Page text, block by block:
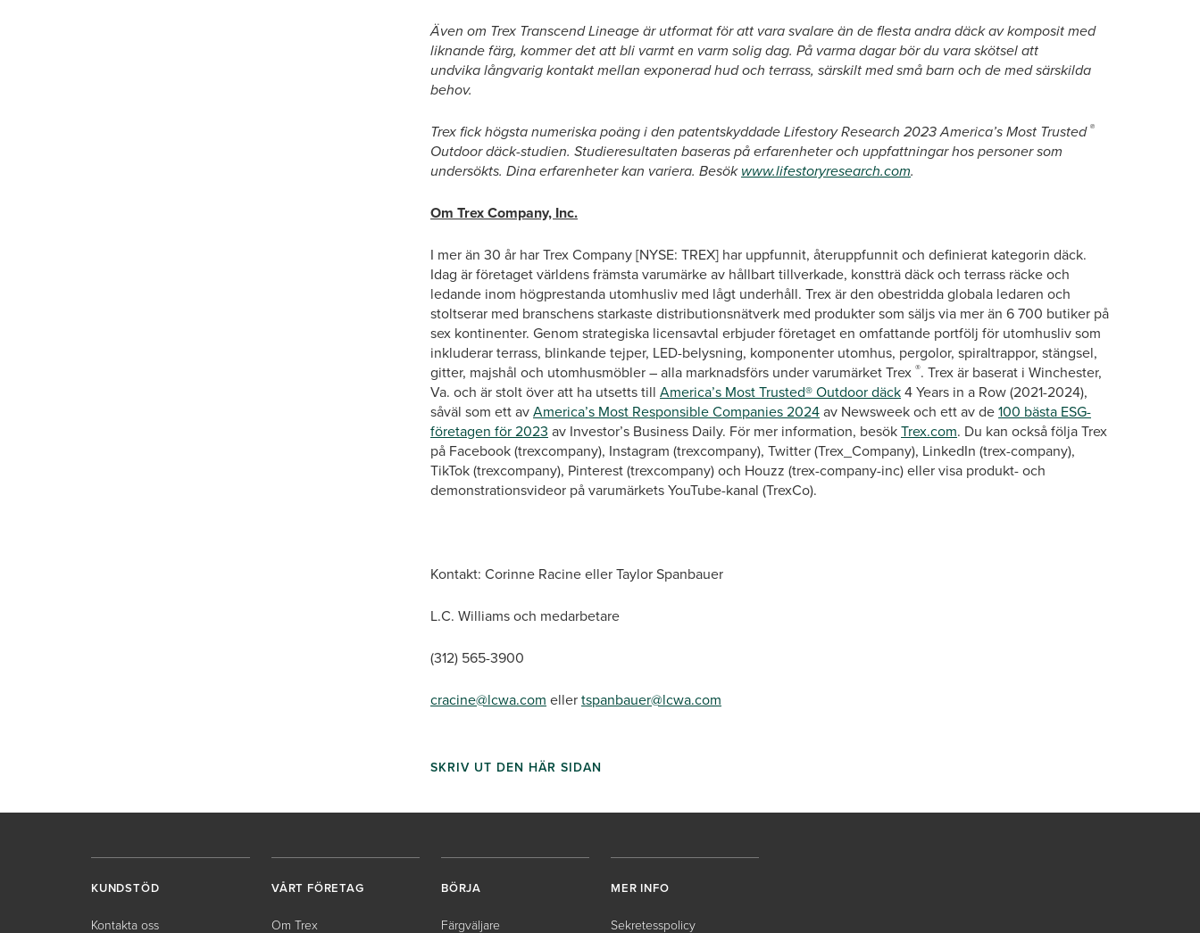
Även om Trex Transcend Lineage är utformat för att vara svalare än de flesta andra däck av komposit med
liknande färg, kommer det att bli varmt en varm solig dag. På varma dagar bör du vara skötsel att
undvika långvarig kontakt mellan exponerad hud och terrass, särskilt med små barn och de med särskilda
behov.
Trex fick högsta numeriska poäng i den patentskyddade Lifestory Research 2023 America’s Most Trusted®
Outdoor däck-studien. Studieresultaten baseras på erfarenheter och uppfattningar hos personer som
undersökts. Dina erfarenheter kan variera. Besökwww.lifestoryresearch.com.
Om Trex Company, Inc.
I mer än 30 år har Trex Company [NYSE: TREX] har uppfunnit, återuppfunnit och definierat kategorin däck.
Idag är företaget världens främsta varumärke av hållbart tillverkade, konstträ däck och terrass räcke och
ledande inom högprestanda utomhusliv med lågt underhåll. Trex är den obestridda globala ledaren och
stoltserar med branschens starkaste distributionsnätverk med produkter som säljs via mer än 6 700 butiker på
sex kontinenter. Genom strategiska licensavtal erbjuder företaget en omfattande portfölj för utomhusliv som
inkluderar terrass, blinkande tejper, LED-belysning, komponenter utomhus, pergolor, spiraltrappor, stängsel,
gitter, majshål och utomhusmöbler – alla marknadsförs under varumärket Trex ®. Trex är baserat i Winchester,
Va. och är stolt över att ha utsetts till America’s Most Trusted® Outdoor däck4 Years in a Row (2021-2024),
såväl som ett avAmerica’s Most Responsible Companies 2024av Newsweek och ett av de100 bästa ESG-
företagen för 2023 av Investor’s Business Daily. För mer information, besökTrex.com. Du kan också följa Trex
på Facebook (trexcompany), Instagram (trexcompany), Twitter (Trex_Company), LinkedIn (trex-company),
TikTok (trexcompany), Pinterest (trexcompany) och Houzz (trex-company-inc) eller visa produkt- och
demonstrationsvideor på varumärkets YouTube-kanal (TrexCo).
Kontakt: Corinne Racine eller Taylor Spanbauer
L.C. Williams och medarbetare
(312) 565-3900
cracine@lcwa.com ellertspanbauer@lcwa.com
SKRIV UT DEN HÄR SIDAN
KUNDSTÖD
Kontakta oss
VÅRT FÖRETAG
Om Trex
BÖRJA
Färgväljare
MER INFO
Sekretesspolicy